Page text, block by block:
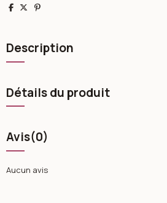
Partager
TweetPinterest
Description
Détails du produit
Avis(0)
Aucun avis